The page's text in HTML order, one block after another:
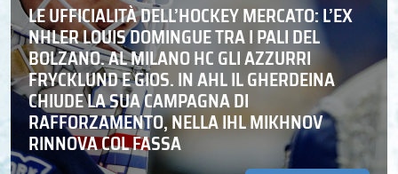
LE UFFICIALITÀ DELL’HOCKEY MERCATO: L’EX
NHLER LOUIS DOMINGUE TRA I PALI DEL
BOLZANO. AL MILANO HC GLI AZZURRI
FRYCKLUND E GIOS. IN AHL IL GHERDEINA
CHIUDE LA SUA CAMPAGNA DI
RAFFORZAMENTO, NELLA IHL MIKHNOV
RINNOVA COL FASSA